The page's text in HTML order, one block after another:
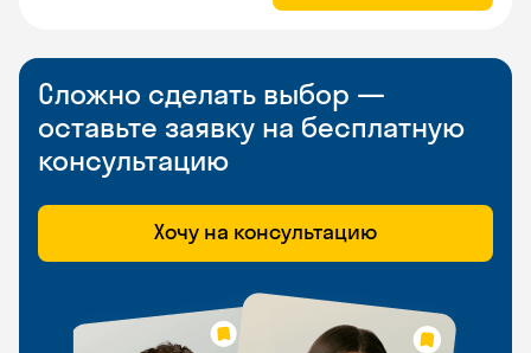
Сложно сделать выбор —
оставьте заявку на бесплатную
консультацию
Хочу на консультацию